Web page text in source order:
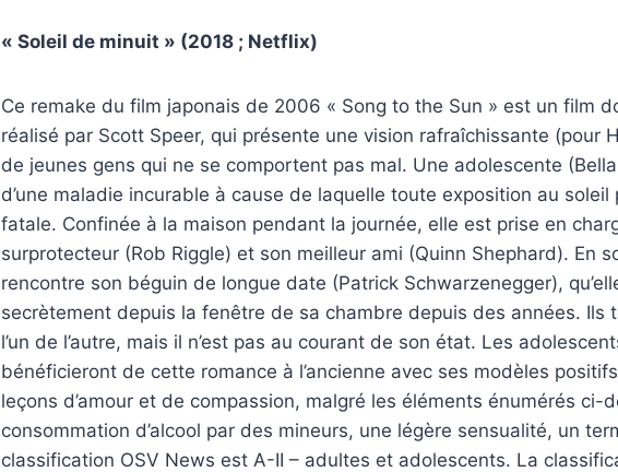
« Soleil de minuit » (2018 ; Netflix)
Ce remake du film japonais de 2006 « Song to the Sun » est un film
réalisé par Scott Speer, qui présente une vision rafraîchissante (pour
de jeunes gens qui ne se comportent pas mal. Une adolescente
d’une maladie incurable à cause de laquelle toute exposition au soleil
fatale. Confinée à la maison pendant la journée, elle est prise en
surprotecteur (Rob Riggle) et son meilleur ami (Quinn Shephard). En
rencontre son béguin de longue date (Patrick Schwarzenegger),
secrètement depuis la fenêtre de sa chambre depuis des années. Ils
l’un de l’autre, mais il n’est pas au courant de son état. Les
bénéficieront de cette romance à l’ancienne avec ses modèles
leçons d’amour et de compassion, malgré les éléments énumérés ci-
consommation d’alcool par des mineurs, une légère sensualité, un
classification OSV News est A-II – adultes et adolescents. La